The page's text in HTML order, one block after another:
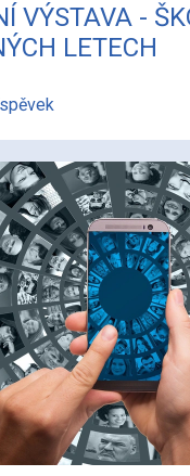
VÝSTAVA -
LETECH